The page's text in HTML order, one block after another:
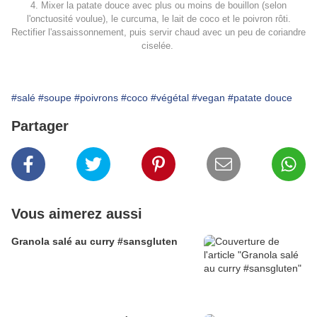
4. Mixer la patate douce avec plus ou moins de bouillon (selon
l'onctuosité voulue), le curcuma, le lait de coco et le poivron rôti.
Rectifier l'assaissonnement, puis servir chaud avec un peu de coriandre
ciselée.
#salé #soupe #poivrons #coco #végétal #vegan #patate douce
Partager
Vous aimerez aussi
Granola salé au curry #sansgluten